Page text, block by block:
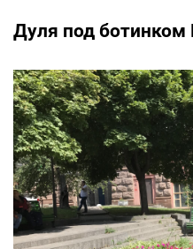
Дуля под ботинком